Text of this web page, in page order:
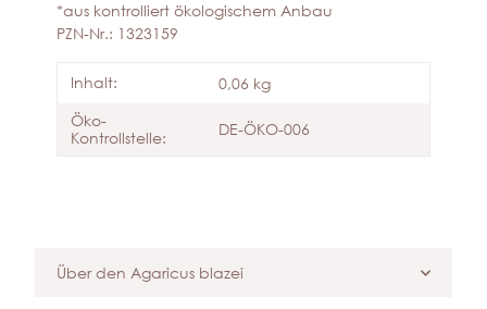
*aus kontrolliert ökologischem Anbau
PZN-Nr.: 1323159
Inhalt:
0,06 kg
Öko-
Kontrollstelle:
DE-ÖKO-006
Über den Agaricus blazei